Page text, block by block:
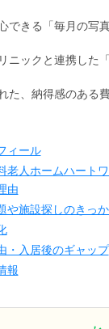
できる「毎月の写
ニックと連携した
た、納得感のある
ィール
老人ホームハート
由
や施設探しのきっ
・入居後のギャップ
報